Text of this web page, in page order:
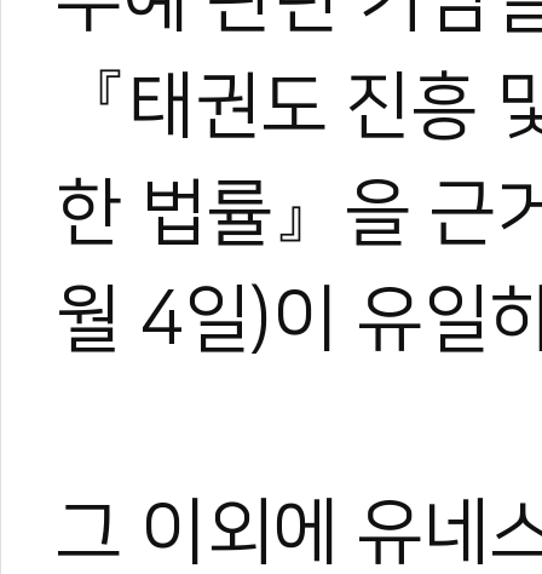
『태권도 진흥
한 법률』을 근
월 4일)이 유일
그 이외에 유네
0 0